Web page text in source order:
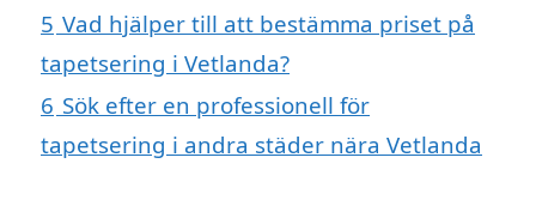
5 Vad hjälper till att bestämma priset på
tapetsering i Vetlanda?
6 Sök efter en professionell för
tapetsering i andra städer nära Vetlanda